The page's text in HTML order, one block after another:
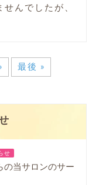
んでしたが、
最後 »
せ
の当サロンのサー